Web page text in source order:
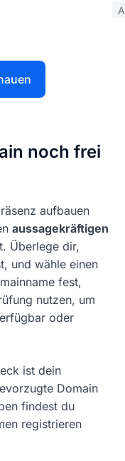
noch frei
aufbauen
aussagekräftigen
Überlege dir,
und wähle einen
fest,
nutzen, um
oder
ist dein
Domain
findest du
registrieren